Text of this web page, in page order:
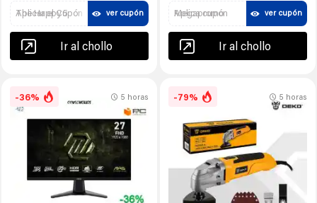
Aplicar el Cupón The Happy 5 ver cupón
Ir al chollo
Aplica cupón Megapromo ver cupón
Ir al chollo
-36% 5 horas -79% 5 horas